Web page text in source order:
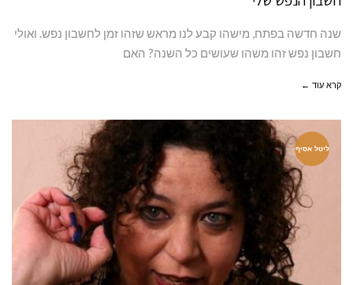
שנה חדשה בפתח, מישהו קבע לנו מראש שזהו זמן לחשבון נפש. ואולי
חשבון נפש זהו משהו שעושים כל השנה? האם
קרא עוד ←
ליטל אסיף